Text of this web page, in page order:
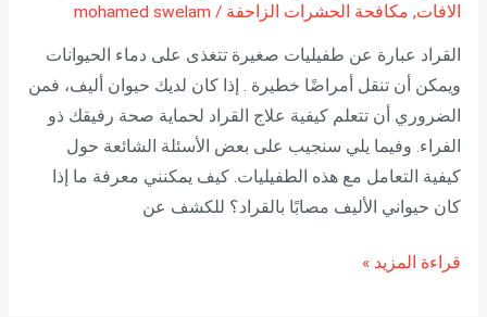
الافات, مكافحة الحشرات الزاحفة /
mohamed swelam
القراد عبارة عن طفيليات صغيرة تتغذى على دماء الحيوانات
ويمكن أن تنقل أمراضًا خطيرة . إذا كان لديك حيوان أليف، فمن
الضروري أن تتعلم كيفية علاج القراد لحماية صحة رفيقك ذو
الفراء. وفيما يلي سنجيب على بعض الأسئلة الشائعة حول
كيفية التعامل مع هذه الطفيليات. كيف يمكنني معرفة ما إذا
كان حيواني الأليف مصابًا بالقراد؟ للكشف عن
قراءة المزيد »